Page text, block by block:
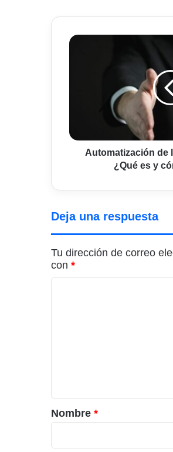
Automatización
y
cómoAutomatización de
¿Qué es y
Deja una respuesta
Tu dirección de correo
con *
r
i
o
Nombre *